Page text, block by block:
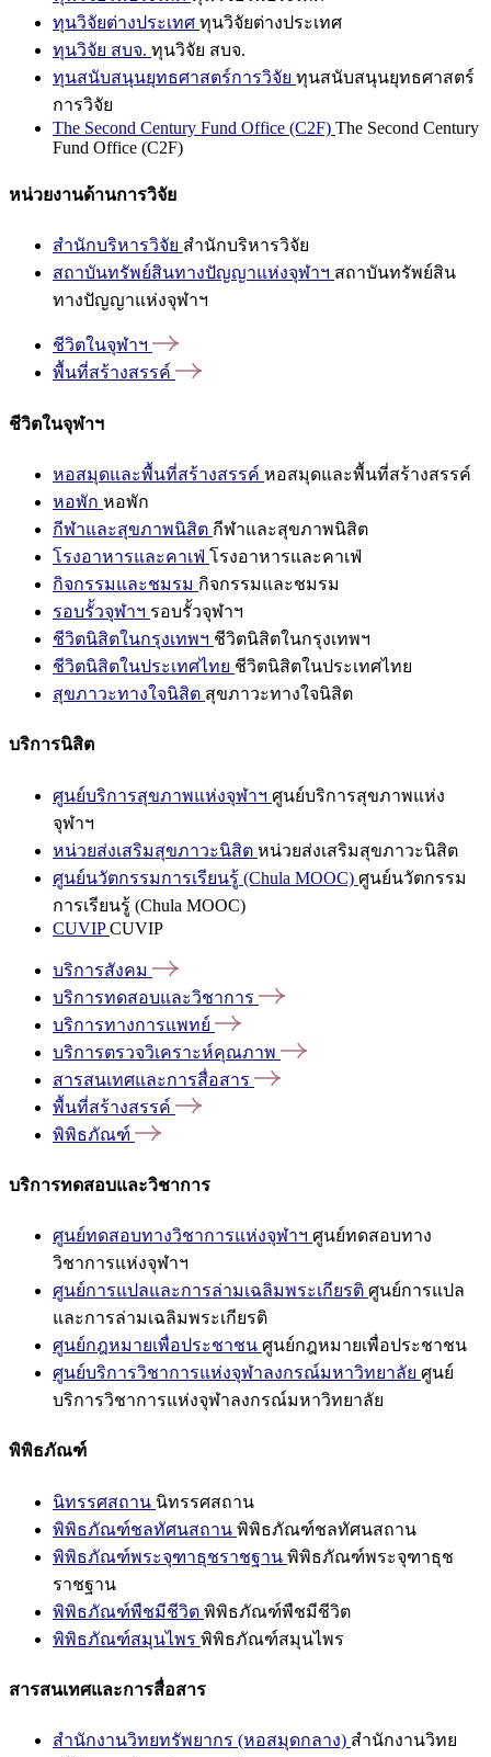
ทุนวิจัยต่างประเทศ ทุนวิจัยต่างประเทศ
ทุนวิจัย สบจ. ทุนวิจัย สบจ.
ทุนสนับสนุนยุทธศาสตร์การวิจัย ทุนสนับสนุนยุทธศาสตร์
การวิจัย
The Second Century Fund Office (C2F) The Second Century
Fund Office (C2F)
หน่วยงานด้านการวิจัย
สำนักบริหารวิจัย สำนักบริหารวิจัย
สถาบันทรัพย์สินทางปัญญาแห่งจุฬาฯ สถาบันทรัพย์สิน
ทางปัญญาแห่งจุฬาฯ
ชีวิตในจุฬาฯ
พื้นที่สร้างสรรค์
ชีวิตในจุฬาฯ
หอสมุดและพื้นที่สร้างสรรค์ หอสมุดและพื้นที่สร้างสรรค์
หอพัก หอพัก
กีฬาและสุขภาพนิสิต กีฬาและสุขภาพนิสิต
โรงอาหารและคาเฟ่ โรงอาหารและคาเฟ่
กิจกรรมและชมรม กิจกรรมและชมรม
รอบรั้วจุฬาฯ รอบรั้วจุฬาฯ
ชีวิตนิสิตในกรุงเทพฯ ชีวิตนิสิตในกรุงเทพฯ
ชีวิตนิสิตในประเทศไทย ชีวิตนิสิตในประเทศไทย
สุขภาวะทางใจนิสิต สุขภาวะทางใจนิสิต
บริการนิสิต
ศูนย์บริการสุขภาพแห่งจุฬาฯ ศูนย์บริการสุขภาพแห่ง
จุฬาฯ
หน่วยส่งเสริมสุขภาวะนิสิต หน่วยส่งเสริมสุขภาวะนิสิต
ศูนย์นวัตกรรมการเรียนรู้ (Chula MOOC) ศูนย์นวัตกรรม
การเรียนรู้ (Chula MOOC)
CUVIPCUVIP
บริการสังคม
บริการทดสอบและวิชาการ
บริการทางการแพทย์
บริการตรวจวิเคราะห์คุณภาพ
สารสนเทศและการสื่อสาร
พื้นที่สร้างสรรค์
พิพิธภัณฑ์
บริการทดสอบและวิชาการ
ศูนย์ทดสอบทางวิชาการแห่งจุฬาฯ ศูนย์ทดสอบทาง
วิชาการแห่งจุฬาฯ
ศูนย์การแปลและการล่ามเฉลิมพระเกียรติ ศูนย์การแปล
และการล่ามเฉลิมพระเกียรติ
ศูนย์กฎหมายเพื่อประชาชน ศูนย์กฎหมายเพื่อประชาชน
ศูนย์บริการวิชาการแห่งจุฬาลงกรณ์มหาวิทยาลัย ศูนย์
บริการวิชาการแห่งจุฬาลงกรณ์มหาวิทยาลัย
พิพิธภัณฑ์
นิทรรศสถาน นิทรรศสถาน
พิพิธภัณฑ์ชลทัศนสถาน พิพิธภัณฑ์ชลทัศนสถาน
พิพิธภัณฑ์พระจุฑาธุชราชฐาน พิพิธภัณฑ์พระจุฑาธุช
ราชฐาน
พิพิธภัณฑ์พืชมีชีวิต พิพิธภัณฑ์พืชมีชีวิต
พิพิธภัณฑ์สมุนไพร พิพิธภัณฑ์สมุนไพร
สารสนเทศและการสื่อสาร
สำนักงานวิทยทรัพยากร (หอสมุดกลาง) สำนักงานวิทย